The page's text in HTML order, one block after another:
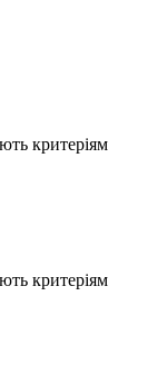
критеріям
критеріям